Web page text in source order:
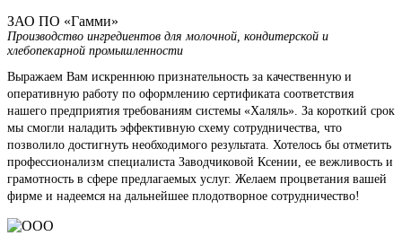
ЗАО ПО «Гамми»
Производство ингредиентов для молочной, кондитерской и
хлебопекарной промышленности
Выражаем Вам искреннюю признательность за качественную и
оперативную работу по оформлению сертификата соответствия
нашего предприятия требованиям системы «Халяль». За короткий срок
мы смогли наладить эффективную схему сотрудничества, что
позволило достигнуть необходимого результата. Хотелось бы отметить
профессионализм специалиста Заводчиковой Ксении, ее вежливость и
грамотность в сфере предлагаемых услуг. Желаем процветания вашей
фирме и надеемся на дальнейшее плодотворное сотрудничество!